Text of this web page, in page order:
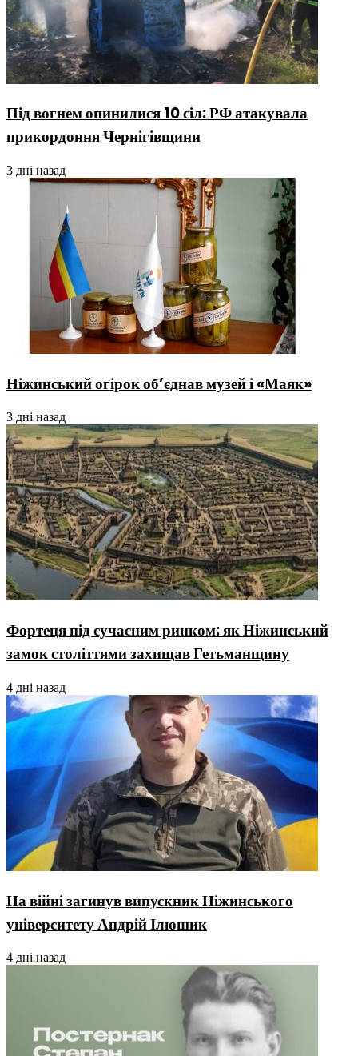
Під вогнем опинилися 10 сіл: РФ атакувала
прикордоння Чернігівщини
3 дні назад
Ніжинський огірок об’єднав музей і «Маяк»
3 дні назад
Фортеця під сучасним ринком: як Ніжинський
замок століттями захищав Гетьманщину
4 дні назад
На війні загинув випускник Ніжинського
університету Андрій Ілюшик
4 дні назад